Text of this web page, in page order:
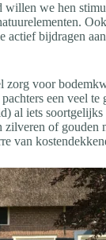
we hen
actief bijdragen
voor
een veel
iets
of
van